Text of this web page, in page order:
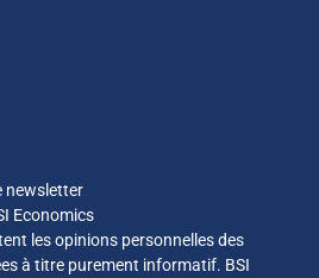
newsletter
Economics
les opinions personnelles des
à titre purement informatif. BSI